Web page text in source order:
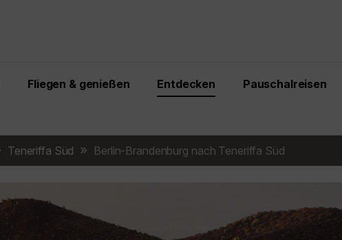
Fliegen & genießen Entdecken Pauschalreisen
Teneriffa Süd Berlin-Brandenburg nach Teneriffa Süd